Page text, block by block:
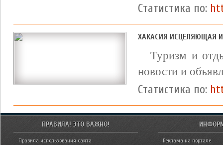
Статистика по:
ХАКАСИЯ ИСЦЕЛЯЮЩАЯ
Туризм и
новости и
Статистика по:
ПРАВИЛА! ЭТО ВАЖНО!
Правила использования сайта
Реклама на портале